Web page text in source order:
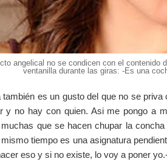
angelical no se condicen con el contenido
ventanilla durante las giras: -Es una
también es un gusto del que no se
y no hay con quien. Asi me pongo a
que se hacen chupar la
tiempo es una asignatura
eso y si no existe, lo voy a poner